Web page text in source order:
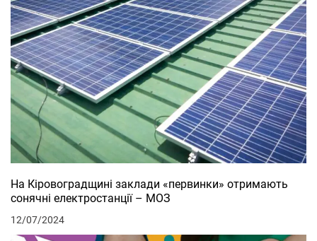
На Кіровоградщині заклади «первинки» отримають
сонячні електростанції – МОЗ
12/07/2024